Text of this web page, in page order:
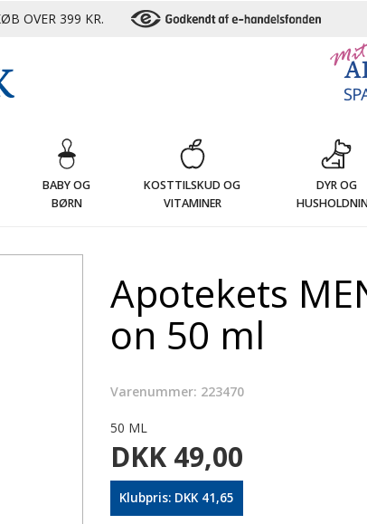
OVER 399 KR.
BABY OG
BØRN
KOSTTILSKUD OG
VITAMINER
DYR OG
Apotekets
on 50 ml
Varenummer: 223470
50 ML
DKK 49,00
Klubpris: DKK 41,65